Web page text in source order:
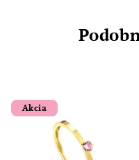
Akcia